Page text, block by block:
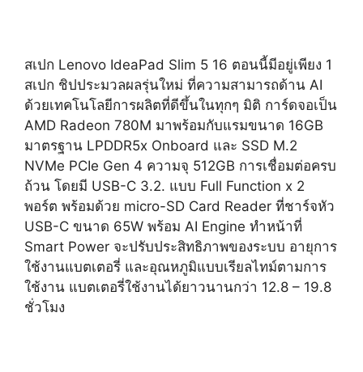
สเปก Lenovo IdeaPad Slim 5 16 ตอนนี้มีอยู่เพียง 1
สเปก ชิปประมวลผลรุ่นใหม่ ที่ความสามารถด้าน AI
ด้วยเทคโนโลยีการผลิตที่ดีขึ้นในทุกๆ มิติ การ์ดจอเป็น
AMD Radeon 780M มาพร้อมกับแรมขนาด 16GB
มาตรฐาน LPDDR5x Onboard และ SSD M.2
NVMe PCIe Gen 4 ความจุ 512GB การเชื่อมต่อครบ
ถ้วน โดยมี USB-C 3.2. แบบ Full Function x 2
พอร์ต พร้อมด้วย micro-SD Card Reader ที่ชาร์จหัว
USB-C ขนาด 65W พร้อม AI Engine ทำหน้าที่
Smart Power จะปรับประสิทธิภาพของระบบ อายุการ
ใช้งานแบตเตอรี่ และอุณหภูมิแบบเรียลไทม์ตามการ
ใช้งาน แบตเตอรี่ใช้งานได้ยาวนานกว่า 12.8 – 19.8
ชั่วโมง